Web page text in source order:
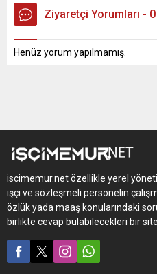
Ziyaretçi Yorumları -
Henüz yorum yapılmamış.
iscimemur.net özellikle yerel
işçi ve sözleşmeli personelin
özlük yada maaş konularındaki
birlikte cevap bulabilecekleri bir